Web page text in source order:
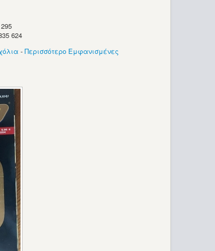
624
- Περισσότερο Εμφανισμένες